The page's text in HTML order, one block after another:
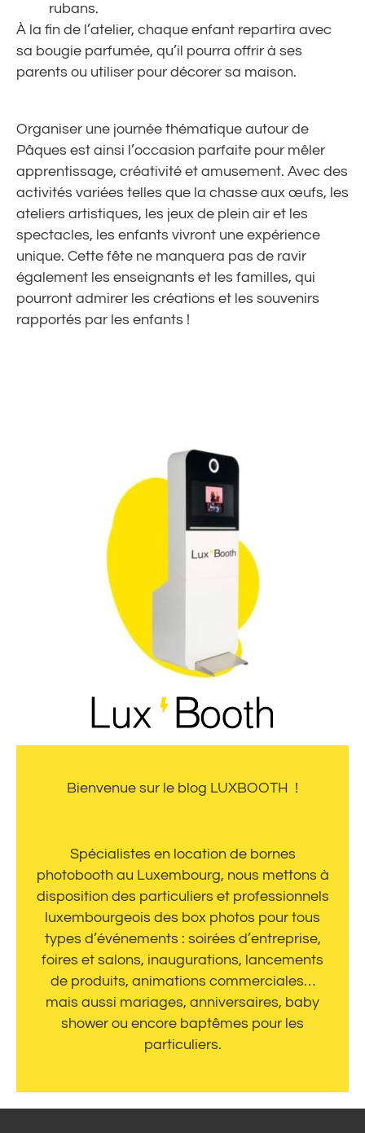
rubans.
À la fin de l’atelier, chaque enfant repartira avec
sa bougie parfumée, qu’il pourra offrir à ses
parents ou utiliser pour décorer sa maison.
Organiser une journée thématique autour de
Pâques est ainsi l’occasion parfaite pour mêler
apprentissage, créativité et amusement. Avec des
activités variées telles que la chasse aux œufs, les
ateliers artistiques, les jeux de plein air et les
spectacles, les enfants vivront une expérience
unique. Cette fête ne manquera pas de ravir
également les enseignants et les familles, qui
pourront admirer les créations et les souvenirs
rapportés par les enfants !
Bienvenue sur le blog LUXBOOTH !
Spécialistes en location de bornes
photobooth au Luxembourg, nous mettons à
disposition des particuliers et professionnels
luxembourgeois des box photos pour tous
types d’événements : soirées d’entreprise,
foires et salons, inaugurations, lancements
de produits, animations commerciales…
mais aussi mariages, anniversaires, baby
shower ou encore baptêmes pour les
particuliers.